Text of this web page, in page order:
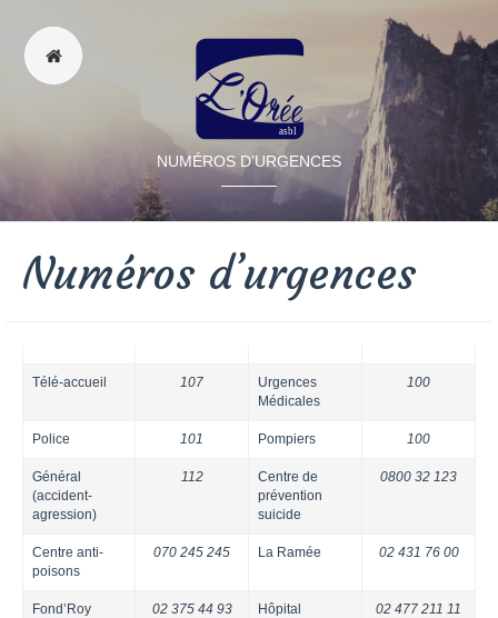
NUMÉROS D’URGENCES
Numéros d’urgences
Télé-accueil 107
Urgences
Médicales
100
Police 101 Pompiers 100
Général
(accident-
agression)
112
Centre de
prévention
suicide
0800 32 123
Centre anti-
poisons
070 245 245 La Ramée 02 431 76 00
Fond’Roy 02 375 44 93
Hôpital
02 477 211 11